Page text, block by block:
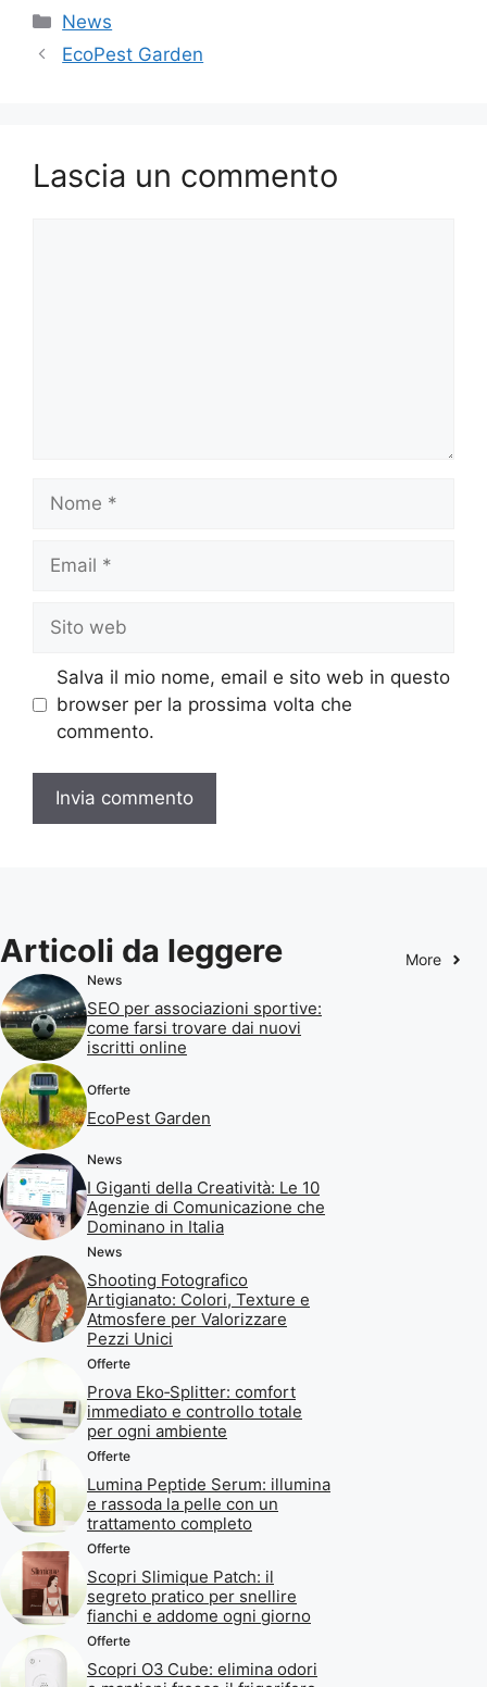
Categorie
News
EcoPest Garden
Lascia un commento
web
Salva il mio nome, email e sito web in questo
browser per la prossima volta che
commento.
Articoli da leggere More
News
SEO per associazioni sportive:
come farsi trovare dai nuovi
iscritti online
Offerte
EcoPest Garden
News
I Giganti della Creatività: Le 10
Agenzie di Comunicazione che
Dominano in Italia
News
Shooting Fotografico
Artigianato: Colori, Texture e
Atmosfere per Valorizzare
Pezzi Unici
Offerte
Prova Eko‑Splitter: comfort
immediato e controllo totale
per ogni ambiente
Offerte
Lumina Peptide Serum: illumina
e rassoda la pelle con un
trattamento completo
Offerte
Scopri Slimique Patch: il
segreto pratico per snellire
fianchi e addome ogni giorno
Offerte
Scopri O3 Cube: elimina odori